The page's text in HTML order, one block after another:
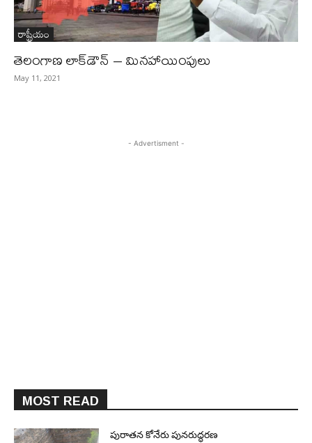
రాష్ట్రీయం
తెలంగాణ లాక్‌డౌన్‌ – మినహాయింపులు
May 11, 2021
- Advertisment -
MOST READ
పురాత‌న కోనేరు పున‌రుద్ధ‌ర‌ణ